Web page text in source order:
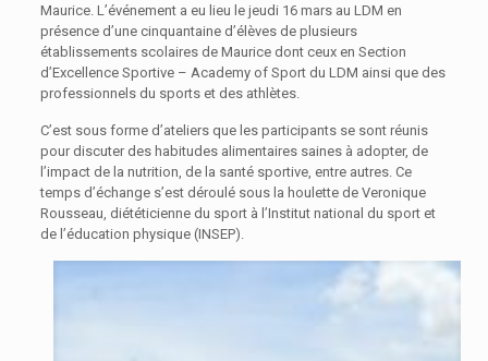
Maurice. L’événement a eu lieu le jeudi 16 mars au LDM en
présence d’une cinquantaine d’élèves de plusieurs
établissements scolaires de Maurice dont ceux en Section
d’Excellence Sportive – Academy of Sport du LDM ainsi que des
professionnels du sports et des athlètes.
C’est sous forme d’ateliers que les participants se sont réunis
pour discuter des habitudes alimentaires saines à adopter, de
l’impact de la nutrition, de la santé sportive, entre autres. Ce
temps d’échange s’est déroulé sous la houlette de Veronique
Rousseau, diététicienne du sport à l’Institut national du sport et
de l’éducation physique (INSEP).